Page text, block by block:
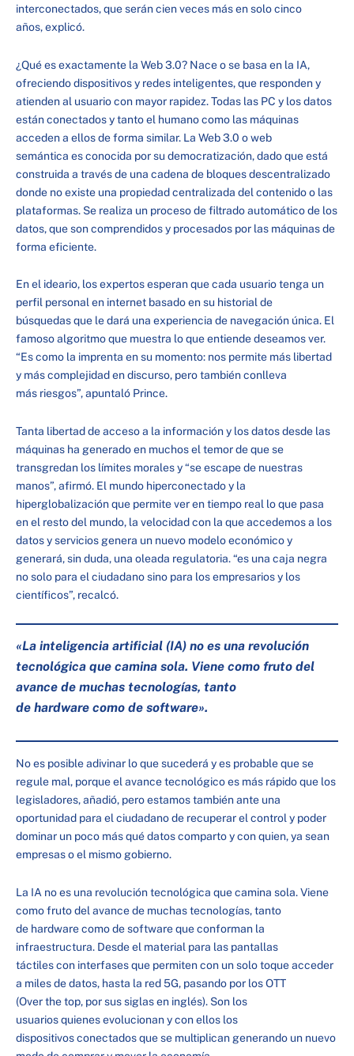
interconectados, que serán cien veces más en solo cinco
años, explicó.
¿Qué es exactamente la Web 3.0? Nace o se basa en la IA,
ofreciendo dispositivos y redes inteligentes, que responden y
atienden al usuario con mayor rapidez. Todas las PC y los datos
están conectados y tanto el humano como las máquinas
acceden a ellos de forma similar. La Web 3.0 o web
semántica es conocida por su democratización, dado que está
construida a través de una cadena de bloques descentralizado
donde no existe una propiedad centralizada del contenido o las
plataformas. Se realiza un proceso de filtrado automático de los
datos, que son comprendidos y procesados por las máquinas de
forma eficiente.
En el ideario, los expertos esperan que cada usuario tenga un
perfil personal en internet basado en su historial de
búsquedas que le dará una experiencia de navegación única. El
famoso algoritmo que muestra lo que entiende deseamos ver.
“Es como la imprenta en su momento: nos permite más libertad
y más complejidad en discurso, pero también conlleva
más riesgos”, apuntaló Prince.
Tanta libertad de acceso a la información y los datos desde las
máquinas ha generado en muchos el temor de que se
transgredan los límites morales y “se escape de nuestras
manos”, afirmó. El mundo hiperconectado y la
hiperglobalización que permite ver en tiempo real lo que pasa
en el resto del mundo, la velocidad con la que accedemos a los
datos y servicios genera un nuevo modelo económico y
generará, sin duda, una oleada regulatoria. “es una caja negra
no solo para el ciudadano sino para los empresarios y los
científicos”, recalcó.
«La inteligencia artificial (IA) no es una revolución
tecnológica que camina sola. Viene como fruto del
avance de muchas tecnologías, tanto
de hardware como de software».
No es posible adivinar lo que sucederá y es probable que se
regule mal, porque el avance tecnológico es más rápido que los
legisladores, añadió, pero estamos también ante una
oportunidad para el ciudadano de recuperar el control y poder
dominar un poco más qué datos comparto y con quien, ya sean
empresas o el mismo gobierno.
La IA no es una revolución tecnológica que camina sola. Viene
como fruto del avance de muchas tecnologías, tanto
de hardware como de software que conforman la
infraestructura. Desde el material para las pantallas
táctiles con interfases que permiten con un solo toque acceder
a miles de datos, hasta la red 5G, pasando por los OTT
(Over the top, por sus siglas en inglés). Son los
usuarios quienes evolucionan y con ellos los
dispositivos conectados que se multiplican generando un nuevo